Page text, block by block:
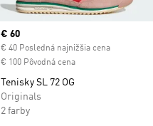
Current price
€ 60
€ 40 Posledná najnižšia cena
€ 100 Pôvodná cena
Tenisky SL 72 OG
Originals
2 farby